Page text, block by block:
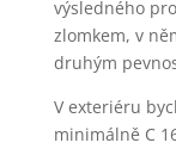
výsledného
zlomkem, v
druhým
V exteriéru
minimálně C